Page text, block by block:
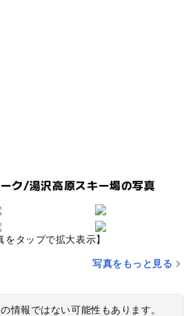
ク/湯沢高原スキー場の写真
をタップで拡大表示】
写真をもっと見る
情報ではない可能性もあります。